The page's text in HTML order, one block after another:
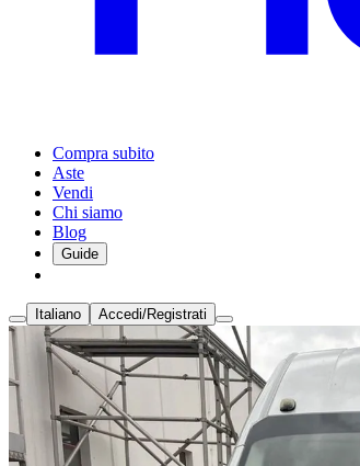
Compra subito
Aste
Vendi
Chi siamo
Blog
Guide
Italiano Accedi/Registrati